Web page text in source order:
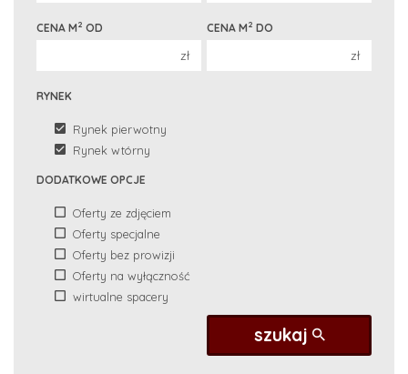
CENA M2 OD
zł
CENA M2 DO
zł
RYNEK
Rynek pierwotny
Rynek wtórny
DODATKOWE OPCJE
Oferty ze zdjęciem
Oferty specjalne
Oferty bez prowizji
Oferty na wyłączność
wirtualne spacery
szukaj